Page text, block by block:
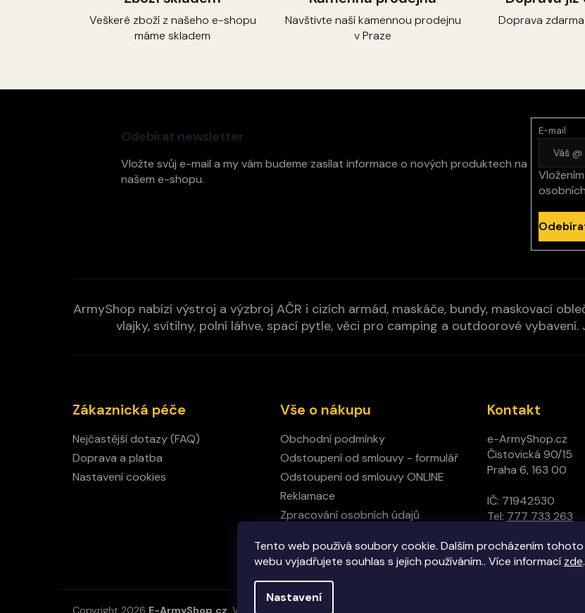
Tento web používá soubory cookie. Dalším procházením tohoto
webu vyjadřujete souhlas s jejich používáním.. Více informací zde.
Nastavení
Veškeré zboží z našeho e-shopu
máme skladem
Navštivte naší kamennou prodejnu
v Praze
Doprava
Odebírat newsletter
Vložte svůj e-mail a my vám budeme zasílat informace o nových produktech na
našem e-shopu.
E-mail
ArmyShop nabízí výstroj a výzbroj AČR i cizích armád, maskáče, bundy, maskovací
vlajky, svítilny, polní láhve, spací pytle, věci pro camping a outdoorové
Zákaznická péče
Nejčastější dotazy (FAQ)
Doprava a platba
Nastavení cookies
Vše o nákupu
Obchodní podmínky
Odstoupení od smlouvy - formulář
Odstoupení od smlouvy ONLINE
Reklamace
Zpracování osobních údajů
Kontakt
Kontakt
e-ArmyShop.cz
Čistovická 90/15
Praha 6, 163 00
IČ: 71942530
Tel: 777 733 263
Copyright 2026 E-ArmyShop.cz . Všechna práva vyhrazena.